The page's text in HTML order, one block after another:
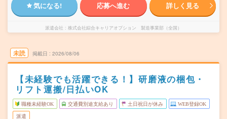
気になる! 応募へ進む 詳しく見る
派遣会社 株式会社綜合キャリアオプション 製造事業部（全国）
未読 掲載日 2026/08/06
【未経験でも活躍できる！】研磨液の梱包・
リフト運搬/日払いOK
職種未経験OK 交通費別途支給あり 土日祝日が休み WEB登録OK
派遣